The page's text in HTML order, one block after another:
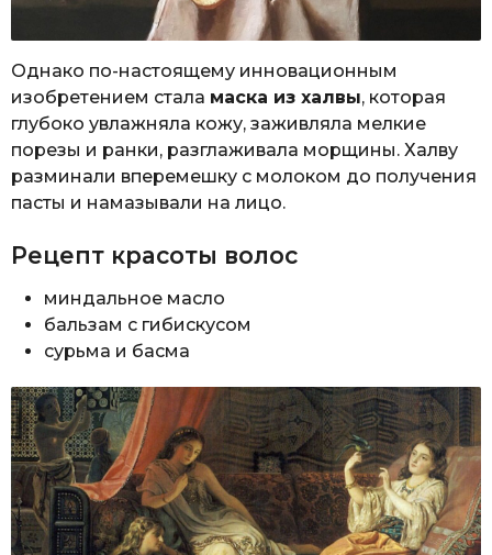
Однако по-настоящему инновационным
изобретением стала маска из халвы, которая
глубоко увлажняла кожу, заживляла мелкие
порезы и ранки, разглаживала морщины. Халву
разминали вперемешку с молоком до получения
пасты и намазывали на лицо.
Рецепт красоты волос
миндальное масло
бальзам с гибискусом
сурьма и басма